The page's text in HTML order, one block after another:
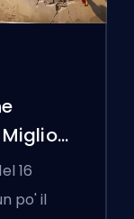
16
po' il